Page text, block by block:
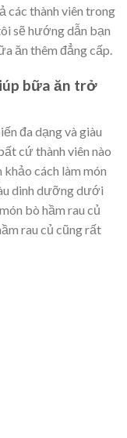
các thành viên trong
sẽ hướng dẫn bạn
ăn thêm đẳng cấp.
bữa ăn trở
đa dạng và giàu
cứ thành viên nào
cách làm món
dinh dưỡng dưới
bò hầm rau củ
rau củ cũng rất